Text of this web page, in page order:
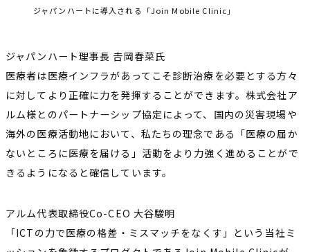
ジャパンハートに導入される「Join Mobile Clinic」
ジャパンハート理事長 𠮷岡春菜氏
医療者は医療インフラがあってこそ診断治療を必要とする方々
に対してより正確に力を発揮することができます。株式会社ア
ルム様とのパートナーシップ協定によって、国内の災害現場や
海外の医療活動地において、私たちの理念である「医療の届か
ないところに医療を届ける」活動をより力強く進めることがで
きるようになると確信しています。
アルム代表取締役Co-CEO 大谷駿明
「ICTの力で医療の格差・ミスマッチをなくす」という当社ミ